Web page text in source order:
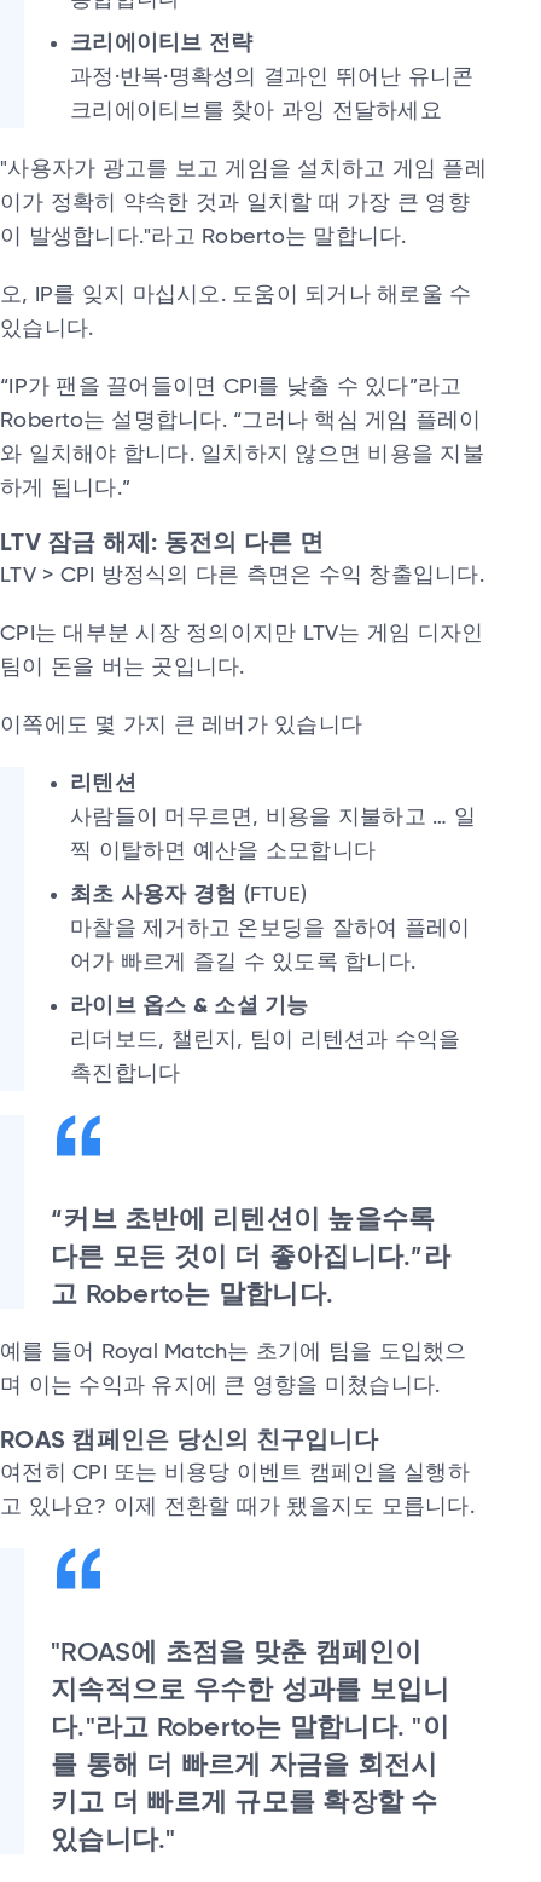
크리에이티브 전략
과정·반복·명확성의 결과인 뛰어난 유니콘
크리에이티브를 찾아 과잉 전달하세요
"사용자가 광고를 보고 게임을 설치하고 게임 플레
이가 정확히 약속한 것과 일치할 때 가장 큰 영향
이 발생합니다."라고 Roberto는 말합니다.
오, IP를 잊지 마십시오. 도움이 되거나 해로울 수
있습니다.
“IP가 팬을 끌어들이면 CPI를 낮출 수 있다”라고
Roberto는 설명합니다. “그러나 핵심 게임 플레이
와 일치해야 합니다. 일치하지 않으면 비용을 지불
하게 됩니다.”
LTV 잠금 해제: 동전의 다른 면
LTV > CPI 방정식의 다른 측면은 수익 창출입니다.
CPI는 대부분 시장 정의이지만 LTV는 게임 디자인
팀이 돈을 버는 곳입니다.
이쪽에도 몇 가지 큰 레버가 있습니다
리텐션
사람들이 머무르면, 비용을 지불하고 … 일
찍 이탈하면 예산을 소모합니다
최초 사용자 경험 (FTUE)
마찰을 제거하고 온보딩을 잘하여 플레이
어가 빠르게 즐길 수 있도록 합니다.
라이브 옵스 & 소셜 기능
리더보드, 챌린지, 팀이 리텐션과 수익을
촉진합니다
“커브 초반에 리텐션이 높을수록
다른 모든 것이 더 좋아집니다.”라
고 Roberto는 말합니다.
예를 들어 Royal Match는 초기에 팀을 도입했으
며 이는 수익과 유지에 큰 영향을 미쳤습니다.
ROAS 캠페인은 당신의 친구입니다
여전히 CPI 또는 비용당 이벤트 캠페인을 실행하
고 있나요? 이제 전환할 때가 됐을지도 모릅니다.
"ROAS에 초점을 맞춘 캠페인이
지속적으로 우수한 성과를 보입니
다."라고 Roberto는 말합니다. "이
를 통해 더 빠르게 자금을 회전시
키고 더 빠르게 규모를 확장할 수
있습니다."